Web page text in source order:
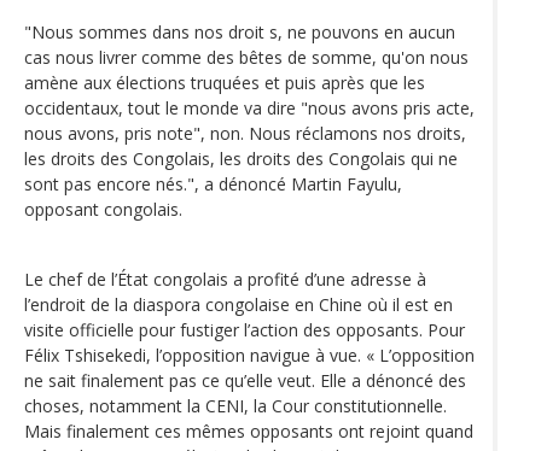
"Nous sommes dans nos droit s, ne pouvons en aucun
cas nous livrer comme des bêtes de somme, qu'on nous
amène aux élections truquées et puis après que les
occidentaux, tout le monde va dire "nous avons pris acte,
nous avons, pris note", non. Nous réclamons nos droits,
les droits des Congolais, les droits des Congolais qui ne
sont pas encore nés.", a dénoncé Martin Fayulu,
opposant congolais.
Le chef de l’État congolais a profité d’une adresse à
l’endroit de la diaspora congolaise en Chine où il est en
visite officielle pour fustiger l’action des opposants. Pour
Félix Tshisekedi, l’opposition navigue à vue. « L’opposition
ne sait finalement pas ce qu’elle veut. Elle a dénoncé des
choses, notamment la CENI, la Cour constitutionnelle.
Mais finalement ces mêmes opposants ont rejoint quand